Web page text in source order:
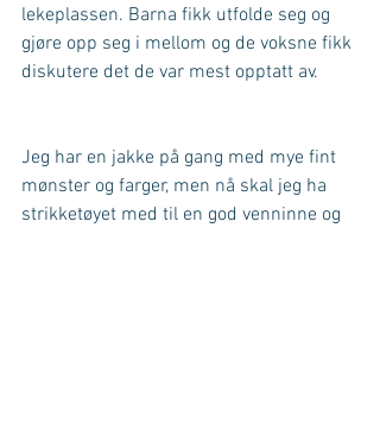
lekeplassen. Barna fikk utfolde seg og
gjøre opp seg i mellom og de voksne fikk
diskutere det de var mest opptatt av.
Jeg har en jakke på gang med mye fint
mønster og farger, men nå skal jeg ha
strikketøyet med til en god venninne og